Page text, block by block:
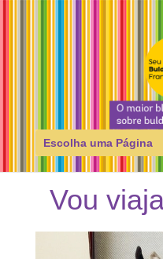
Escolha uma Página
Vou